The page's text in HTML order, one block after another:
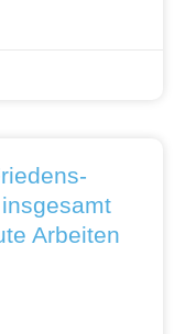
Arbeiten